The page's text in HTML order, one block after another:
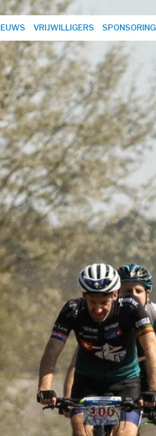
VRIJWILLIGERS SPONSORING